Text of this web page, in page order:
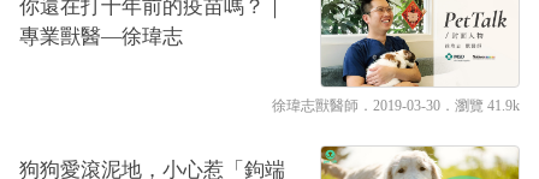
你還在打十年前的疫苗嗎？｜
專業獸醫—徐瑋志
徐瑋志獸醫師 ．2019-03-30． 瀏覽 41.9k
狗狗愛滾泥地，小心惹「鉤端